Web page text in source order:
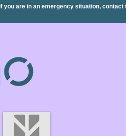
If you are in an emergency situation,